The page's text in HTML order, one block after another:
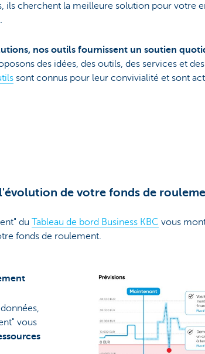
ils cherchent la meilleure solution pour votre
nos outils fournissent un soutien
des idées, des outils, des services et
sont connus pour leur convivialité et sont
de votre fonds de
du Tableau de bord Business KBC vous
fonds de roulement.
vous